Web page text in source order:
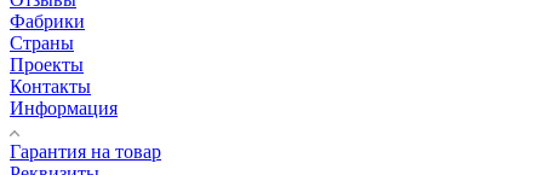
Политика
Отзывы
Фабрики
Страны
Проекты
Контакты
Информация